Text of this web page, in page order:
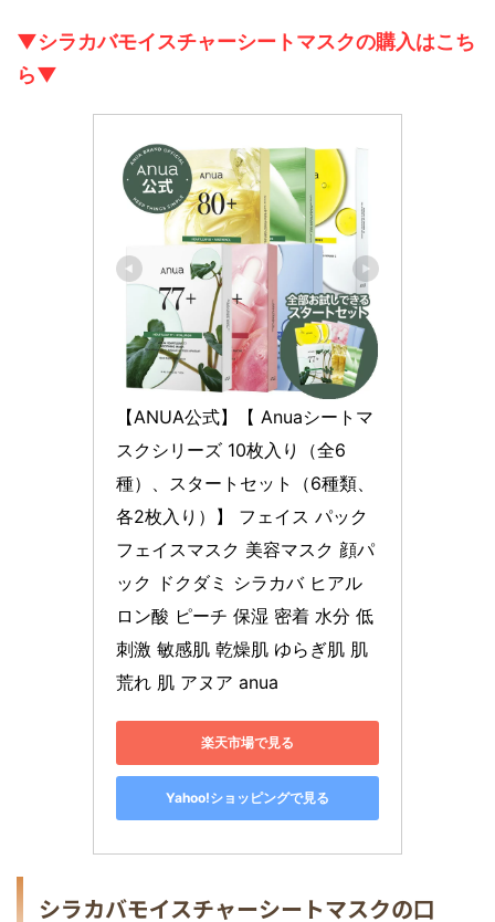
▼シラカバモイスチャーシートマスクの購入はこち
ら▼
【ANUA公式】【 Anuaシートマ
スクシリーズ 10枚入り（全6
種）、スタートセット（6種類、
各2枚入り）】 フェイス パック
フェイスマスク 美容マスク 顔パ
ック ドクダミ シラカバ ヒアル
ロン酸 ピーチ 保湿 密着 水分 低
刺激 敏感肌 乾燥肌 ゆらぎ肌 肌
荒れ 肌 アヌア anua
楽天市場で見る
Yahoo!ショッピングで見る
シラカバモイスチャーシートマスクの口